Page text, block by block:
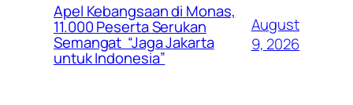
Apel Kebangsaan di Monas,
11.000 Peserta Serukan
Semangat “Jaga Jakarta
untuk Indonesia”
August
9, 2026